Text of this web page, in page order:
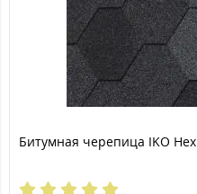
Битумная черепица IKO Hex